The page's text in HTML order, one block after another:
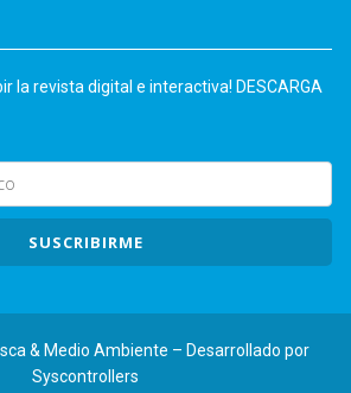
la revista digital e interactiva! DESCARGA
SUSCRIBIRME
& Medio Ambiente – Desarrollado por
Syscontrollers